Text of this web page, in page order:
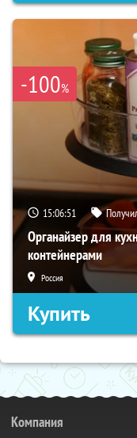
-100%
15:06:50
Органайзер для
контейнерами
Россия
Купить
Компания